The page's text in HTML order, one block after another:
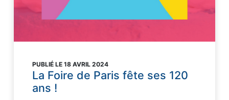
PUBLIÉ LE 18 AVRIL 2024
La Foire de Paris fête ses 120
ans !